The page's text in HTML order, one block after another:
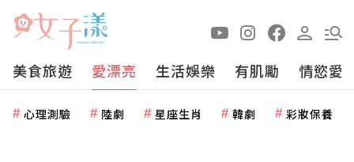
美食旅遊 愛漂亮 生活娛樂 有肌勵 情慾愛
心理測驗 陸劇 星座生肖 韓劇 彩妝保養